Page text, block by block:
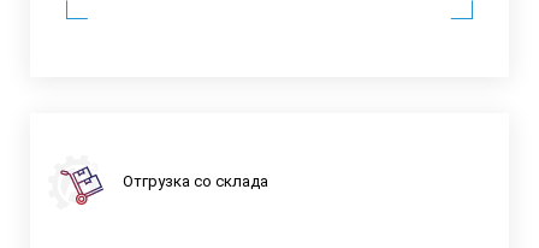
Отгрузка со склада